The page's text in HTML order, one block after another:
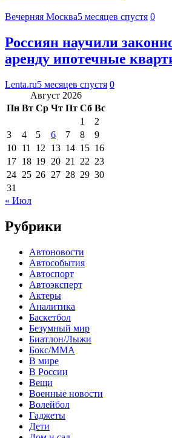
Вечерняя Москва5 месяцев спустя 0
Россиян научили
аренду ипотечные
Lenta.ru5 месяцев спустя 0
Август 2026
Пн Вт Ср Чт Пт Сб Вс
1
2
3
4 5 6 7 8
9
10 11 12 13 14 15 16
17 18 19 20 21 22 23
24 25 26 27 28 29 30
31
« Июл
Рубрики
Автоновости
Автособытия
Автоспорт
Автоэксперт
Актеры
Аналитика
Баскетбол
Безумный мир
Биатлон/Лыжи
Бокс/MMA
В мире
В России
Вещи
Военные новости
Волейбол
Гаджеты
Дети